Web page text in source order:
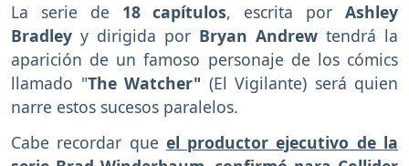
La serie de 18 capítulos, escrita por Ashley
Bradley y dirigida por Bryan Andrew tendrá la
aparición de un famoso personaje de los cómics
llamado "The Watcher" (El Vigilante) será quien
narre estos sucesos paralelos.
Cabe recordar que el productor ejecutivo de la